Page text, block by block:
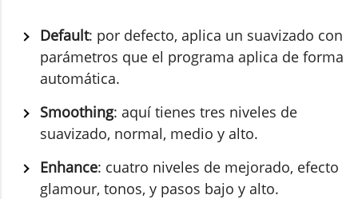
Default: por defecto, aplica un suavizado con
parámetros que el programa aplica de forma
automática.
Smoothing: aquí tienes tres niveles de
suavizado, normal, medio y alto.
Enhance: cuatro niveles de mejorado, efecto
glamour, tonos, y pasos bajo y alto.